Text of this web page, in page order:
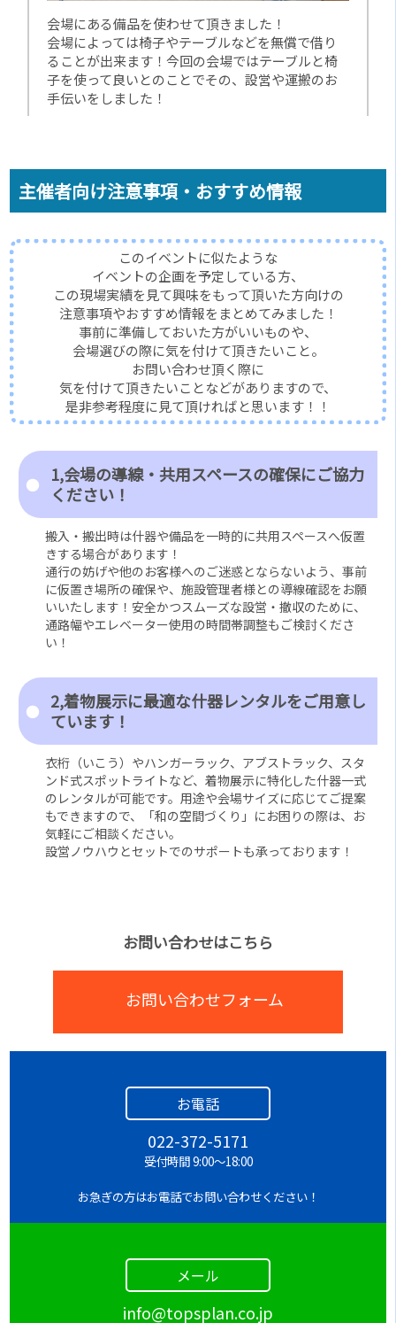
会場にある備品を使わせて頂きました！
会場によっては椅子やテーブルなどを無償で借り
ることが出来ます！今回の会場ではテーブルと椅
子を使って良いとのことでその、設営や運搬のお
手伝いをしました！
主催者向け注意事項・おすすめ情報
このイベントに似たような
イベントの企画を予定している方、
この現場実績を見て興味をもって頂いた方向けの
注意事項やおすすめ情報をまとめてみました！
事前に準備しておいた方がいいものや、
会場選びの際に気を付けて頂きたいこと。
お問い合わせ頂く際に
気を付けて頂きたいことなどがありますので、
是非参考程度に見て頂ければと思います！！
1,会場の導線・共用スペースの確保にご協力
ください！
搬入・搬出時は什器や備品を一時的に共用スペースへ仮置
きする場合があります！
通行の妨げや他のお客様へのご迷惑とならないよう、事前
に仮置き場所の確保や、施設管理者様との導線確認をお願
いいたします！安全かつスムーズな設営・撤収のために、
通路幅やエレベーター使用の時間帯調整もご検討くださ
い！
2,着物展示に最適な什器レンタルをご用意し
ています！
衣桁（いこう）やハンガーラック、アブストラック、スタ
ンド式スポットライトなど、着物展示に特化した什器一式
のレンタルが可能です。用途や会場サイズに応じてご提案
もできますので、「和の空間づくり」にお困りの際は、お
気軽にご相談ください。
設営ノウハウとセットでのサポートも承っております！
お問い合わせはこちら
お問い合わせフォーム
お電話
022-372-5171
受付時間 9:00～18:00
お急ぎの方はお電話でお問い合わせください！
メール
info@topsplan.co.jp